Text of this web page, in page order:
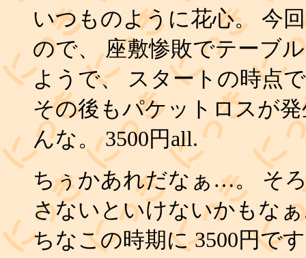
いつものように花心。 今
ので、 座敷惨敗でテーブ
ようで、 スタートの時点
その後もパケットロスが
んな。 3500円all.
ちぅかあれだなぁ…。 そ
さないといけないかもな
ちなこの時期に 3500円で